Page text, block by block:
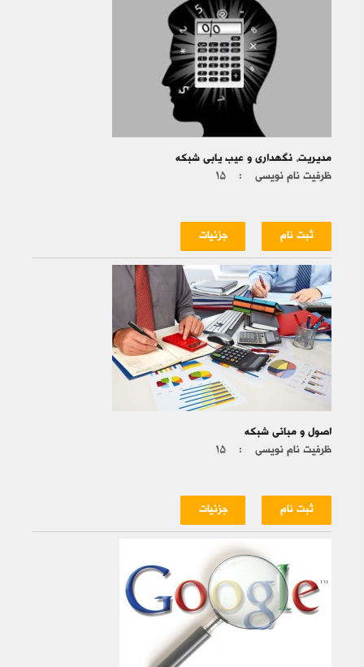
مدیریت، نگهداری و عیب یابی شبکه
ظرفیت نام نویسی : ۱۵
ثبت نام جزئیات
اصول و مبانی شبکه
ظرفیت نام نویسی : ۱۵
ثبت نام جزئیات